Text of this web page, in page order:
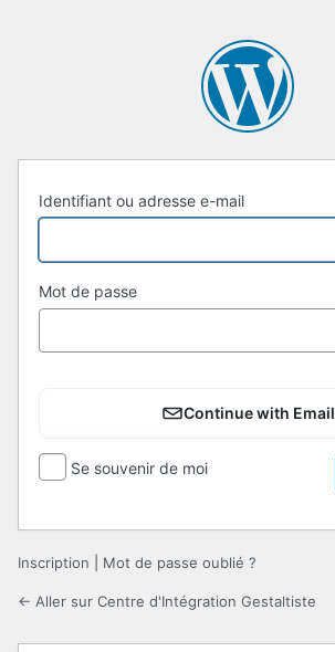
Identifiant ou adresse e-mail
Mot de passe
Continue with Email
Se souvenir de moi
Inscription Mot de passe oublié ?
← Aller sur Centre d'Intégration Gestaltiste